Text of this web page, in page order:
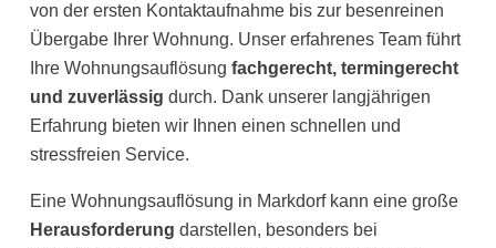
von der ersten Kontaktaufnahme bis zur besenreinen
Übergabe Ihrer Wohnung. Unser erfahrenes Team führt
Ihre Wohnungsauflösungfachgerecht, termingerecht
und zuverlässig durch. Dank unserer langjährigen
Erfahrung bieten wir Ihnen einen schnellen und
stressfreien Service.
Eine Wohnungsauflösung in Markdorf kann eine große
Herausforderung darstellen, besonders bei